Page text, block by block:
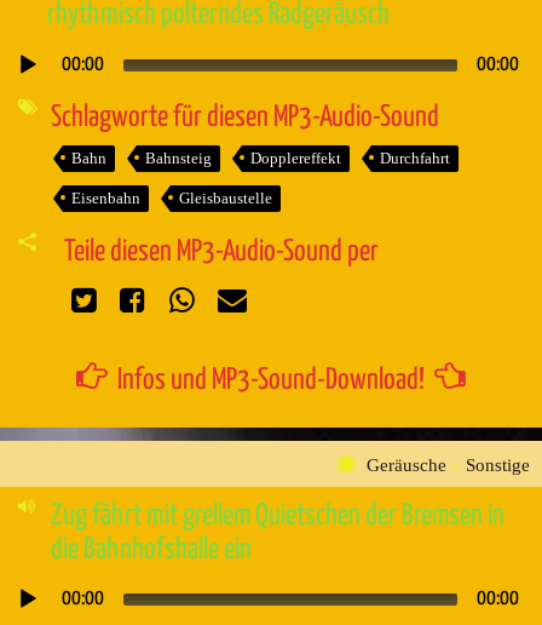
rhythmisch polterndes Radgeräusch
Audio-
00:00 00:00
Schlagworte für diesen MP3-Audio-Sound
Bahn Bahnsteig Dopplereffekt Durchfahrt
Eisenbahn Gleisbaustelle
Teile diesen MP3-Audio-Sound per
Infos und MP3-Sound-Download!
Geräusche » Sonstige
Zug fährt mit grellem Quietschen der Bremsen in
die Bahnhofshalle ein
Audio-
00:00 00:00